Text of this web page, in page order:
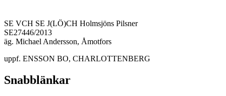
SE VCH SE J(LÖ)CH Holmsjöns Pilsner
SE27446/2013
äg. Michael Andersson, Åmotfors
uppf. ENSSON BO, CHARLOTTENBERG
Snabblänkar